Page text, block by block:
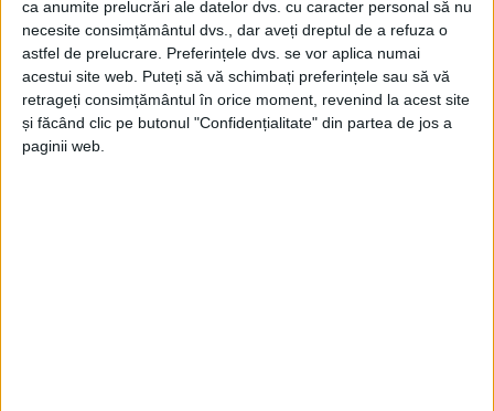
ca anumite prelucrări ale datelor dvs. cu caracter personal să nu
necesite consimțământul dvs., dar aveți dreptul de a refuza o
astfel de prelucrare. Preferințele dvs. se vor aplica numai
acestui site web. Puteți să vă schimbați preferințele sau să vă
retrageți consimțământul în orice moment, revenind la acest site
și făcând clic pe butonul "Confidențialitate" din partea de jos a
paginii web.
Cinci forme de abuz emoțional într-o relație